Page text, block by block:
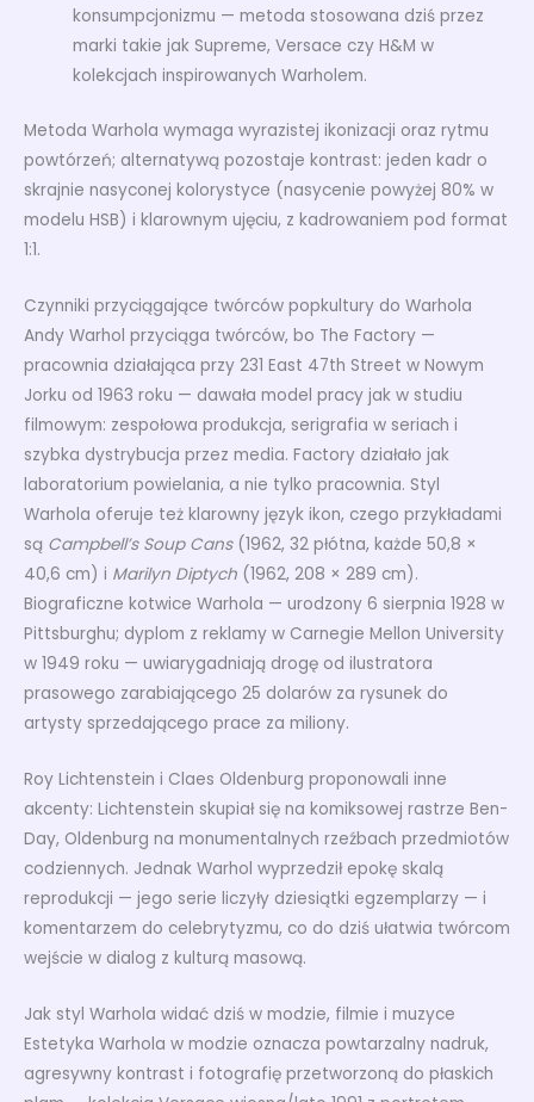
konsumpcjonizmu — metoda stosowana dziś przez
marki takie jak Supreme, Versace czy H&M w
kolekcjach inspirowanych Warholem.
Metoda Warhola wymaga wyrazistej ikonizacji oraz rytmu
powtórzeń; alternatywą pozostaje kontrast: jeden kadr o
skrajnie nasyconej kolorystyce (nasycenie powyżej 80% w
modelu HSB) i klarownym ujęciu, z kadrowaniem pod format
1:1.
Czynniki przyciągające twórców popkultury do Warhola
Andy Warhol przyciąga twórców, bo The Factory —
pracownia działająca przy 231 East 47th Street w Nowym
Jorku od 1963 roku — dawała model pracy jak w studiu
filmowym: zespołowa produkcja, serigrafia w seriach i
szybka dystrybucja przez media. Factory działało jak
laboratorium powielania, a nie tylko pracownia. Styl
Warhola oferuje też klarowny język ikon, czego przykładami
są Campbell’s Soup Cans(1962, 32 płótna, każde 50,8 ×
40,6 cm) i Marilyn Diptych (1962, 208 × 289 cm).
Biograficzne kotwice Warhola — urodzony 6 sierpnia 1928 w
Pittsburghu; dyplom z reklamy w Carnegie Mellon University
w 1949 roku — uwiarygadniają drogę od ilustratora
prasowego zarabiającego 25 dolarów za rysunek do
artysty sprzedającego prace za miliony.
Roy Lichtenstein i Claes Oldenburg proponowali inne
akcenty: Lichtenstein skupiał się na komiksowej rastrze Ben-
Day, Oldenburg na monumentalnych rzeźbach przedmiotów
codziennych. Jednak Warhol wyprzedził epokę skalą
reprodukcji — jego serie liczyły dziesiątki egzemplarzy — i
komentarzem do celebrytyzmu, co do dziś ułatwia twórcom
wejście w dialog z kulturą masową.
Jak styl Warhola widać dziś w modzie, filmie i muzyce
Estetyka Warhola w modzie oznacza powtarzalny nadruk,
agresywny kontrast i fotografię przetworzoną do płaskich